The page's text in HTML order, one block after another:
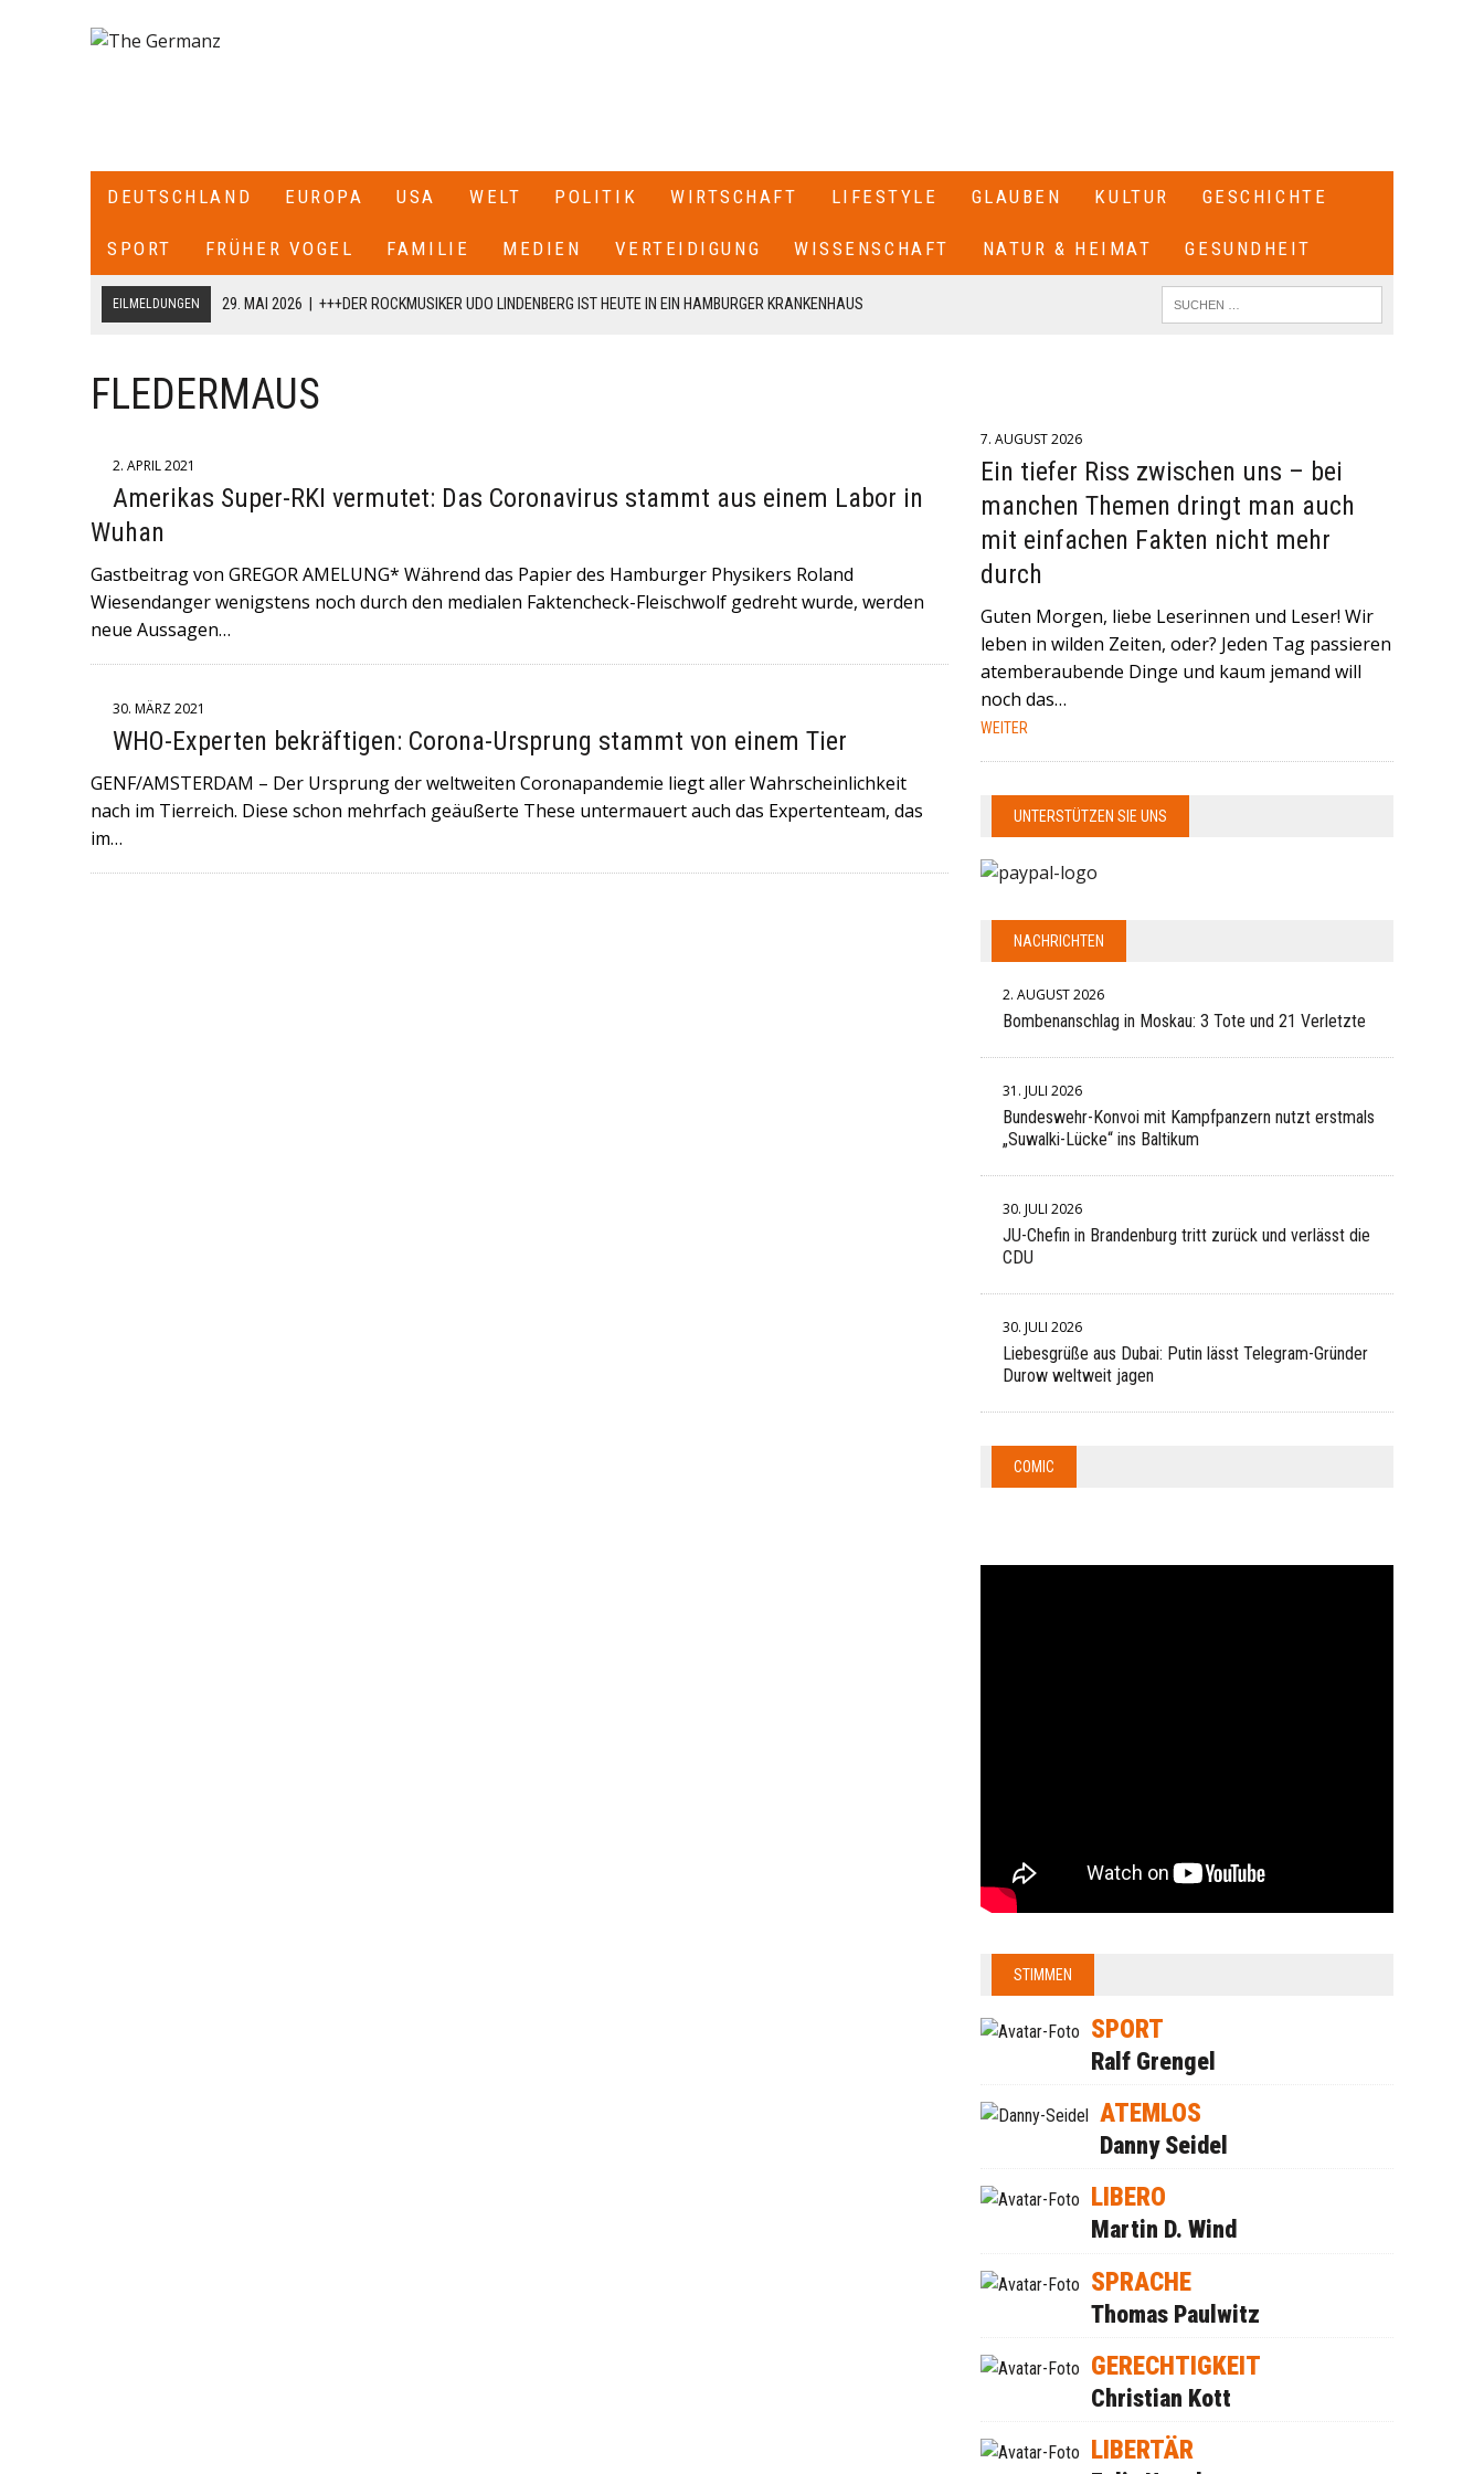
DEUTSCHLAND EUROPA USA WELT POLITIK WIRTSCHAFT LIFESTYLE GLAUBEN KULTUR GESCHICHTE
SPORT FRÜHER VOGEL FAMILIE MEDIEN VERTEIDIGUNG WISSENSCHAFT NATUR & HEIMAT GESUNDHEIT
EILMELDUNGEN 29. MAI 2026
+++DER ROCKMUSIKER UDO LINDENBERG IST HEUTE IN EIN HAMBURGER KRANKENHAUS
16. MAI 2026 | +++IN DER NORDITALIENISCHEN STADT MODENA IST EIN MANN MIT EINEM AUTO IN EINE MENSCHENMENGE
GERAST+++ 8 MENSCHEN WURDEN VERLETZT , DAVON 4 SCHWER+++
LUFTGRENZEN ZU SPANIEN GESCHLOSSEN+++
18. JULI 2026
DARÜBER INFORMIERT, DASS ICH MIT DIESEM SCHREIBEN AN UNSERE FRAKTION VON MEINEM AMT ALS VORSITZENDER DER
CDU/CSU-BUNDESTAGSFRAKTION ZURÜCKTRETE.+++
6. JULI 2026 | +++NORWEGEN (GEGEN BRASILIEN) UND ENGLAND (GEGEN MEXIKO) HABEN IN DER VERGANGENEN NACHT
FULMINANTE WM-SIEGE EINGEFAHREN UND TREFFEN AM SAMSTAG IN MIAMI ZUM VIERTELFINALE AUFEINANDER+++
FLEDERMAUS
2. APRIL 2021
Amerikas Super-RKI vermutet: Das Coronavirus stammt aus einem Labor in
Wuhan
Gastbeitrag von GREGOR AMELUNG* Während das Papier des Hamburger Physikers Roland
Wiesendanger wenigstens noch durch den medialen Faktencheck-Fleischwolf gedreht wurde, werden
neue Aussagen…
30. MÄRZ 2021
WHO-Experten bekräftigen: Corona-Ursprung stammt von einem Tier
GENF/AMSTERDAM – Der Ursprung der weltweiten Coronapandemie liegt aller Wahrscheinlichkeit
nach im Tierreich. Diese schon mehrfach geäußerte These untermauert auch das Expertenteam, das
im…
7. AUGUST 2026
Ein tiefer Riss zwischen uns – bei
manchen Themen dringt man auch
mit einfachen Fakten nicht mehr
durch
Guten Morgen, liebe Leserinnen und Leser! Wir
leben in wilden Zeiten, oder? Jeden Tag passieren
atemberaubende Dinge und kaum jemand will
noch das…
WEITER
UNTERSTÜTZEN SIE UNS
NACHRICHTEN
2. AUGUST 2026
Bombenanschlag in Moskau: 3 Tote und 21 Verletzte
31. JULI 2026
Bundeswehr-Konvoi mit Kampfpanzern nutzt erstmals
„Suwalki-Lücke“ ins Baltikum
30. JULI 2026
JU-Chefin in Brandenburg tritt zurück und verlässt die
CDU
30. JULI 2026
Liebesgrüße aus Dubai: Putin lässt Telegram-Gründer
Durow weltweit jagen
COMIC
STIMMEN
SPORT
Ralf Grengel
ATEMLOS
Danny Seidel
LIBERO
Martin D. Wind
SPRACHE
Thomas Paulwitz
GERECHTIGKEIT
Christian Kott
LIBERTÄR